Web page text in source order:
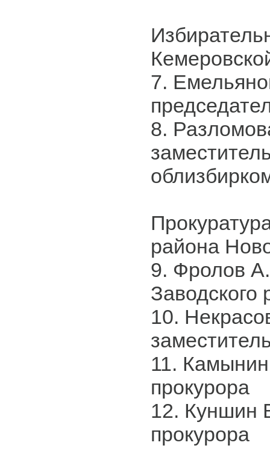
7.
8.
района
9. Фролов
Заводского
10.
11.
прокурора
12. Куншин
прокурора